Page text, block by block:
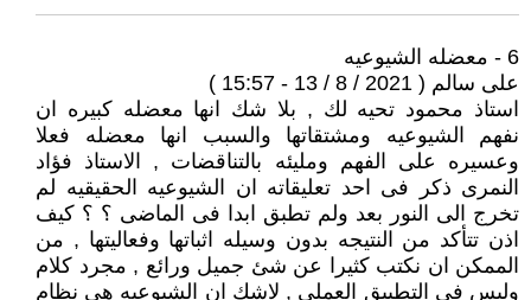
6 - معضله الشيوعيه
على سالم ( 2021 / 8 / 13 - 15:57 )
استاذ محمود تحيه لك , بلا شك انها معضله كبيره ان
نفهم الشيوعيه ومشتقاتها والسبب انها معضله فعلا
وعسيره على الفهم ومليئه بالتناقضات , الاستاذ فؤاد
النمرى ذكر فى احد تعليقاته ان الشيوعيه الحقيقيه لم
تخرج الى النور بعد ولم تطبق ابدا فى الماضى ؟ ؟ كيف
اذن تتأكد من النتيجه بدون وسيله اثباتها وفعاليتها , من
الممكن ان نكتب كثيرا عن شئ جميل ورائع , مجرد كلام
وليس فى التطبيق العملى , لاشك ان الشيوعيه هى نظام